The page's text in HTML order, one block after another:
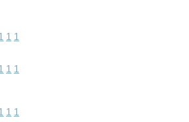
1 1
1 1
1 1